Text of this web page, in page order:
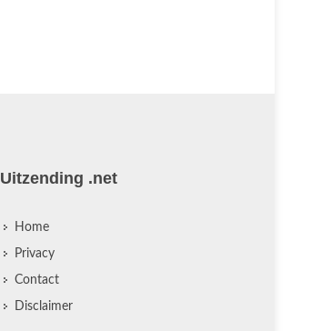
Uitzending .net
Home
Privacy
Contact
Disclaimer